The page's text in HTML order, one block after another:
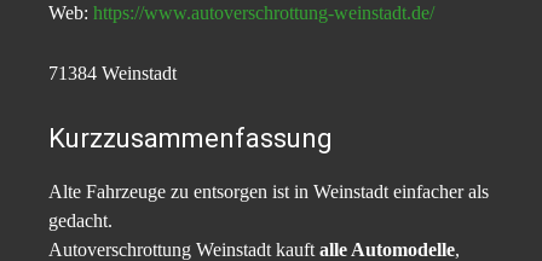
Web: https://www.autoverschrottung-weinstadt.de/
71384 Weinstadt
Kurzzusammenfassung
Alte Fahrzeuge zu entsorgen ist in Weinstadt einfacher als
gedacht.
Autoverschrottung Weinstadt kauft alle Automodelle,